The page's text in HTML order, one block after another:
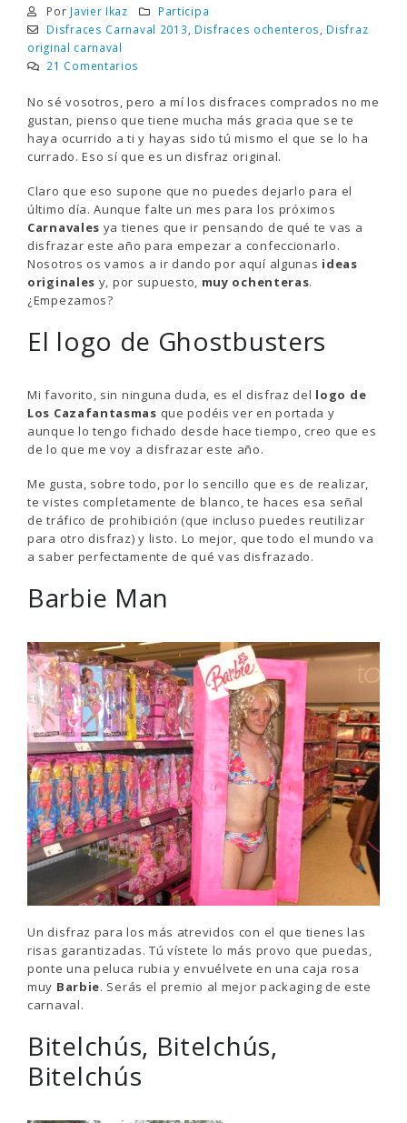
Por Javier Ikaz
Participa
Disfraces Carnaval 2013
Disfraces ochenteros
Disfraz
original carnaval
21 Comentarios
No sé vosotros, pero a mí los disfraces comprados no me
gustan, pienso que tiene mucha más gracia que se te
haya ocurrido a ti y hayas sido tú mismo el que se lo ha
currado. Eso sí que es un disfraz original.
Claro que eso supone que no puedes dejarlo para el
último día. Aunque falte un mes para los próximos
Carnavales ya tienes que ir pensando de qué te vas a
disfrazar este año para empezar a confeccionarlo.
Nosotros os vamos a ir dando por aquí algunas ideas
originales y, por supuesto, muy ochenteras.
¿Empezamos?
El logo de Ghostbusters
Mi favorito, sin ninguna duda, es el disfraz del logo de
Los Cazafantasmas que podéis ver en portada y
aunque lo tengo fichado desde hace tiempo, creo que es
de lo que me voy a disfrazar este año.
Me gusta, sobre todo, por lo sencillo que es de realizar,
te vistes completamente de blanco, te haces esa señal
de tráfico de prohibición (que incluso puedes reutilizar
para otro disfraz) y listo. Lo mejor, que todo el mundo va
a saber perfectamente de qué vas disfrazado.
Barbie Man
Un disfraz para los más atrevidos con el que tienes las
risas garantizadas. Tú vístete lo más provo que puedas,
ponte una peluca rubia y envuélvete en una caja rosa
muy Barbie. Serás el premio al mejor packaging de este
carnaval.
Bitelchús, Bitelchús,
Bitelchús